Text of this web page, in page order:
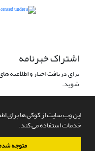
این وب سایت از کوکی ها برای
خدمات استفاده می کند.
متوجه
اشتراک خبرنامه
برای دریافت اخبار و
شوید.